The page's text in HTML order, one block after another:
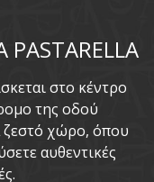
στο κέντρο
της οδού
ζεστό χώρο, όπου
αυθεντικές